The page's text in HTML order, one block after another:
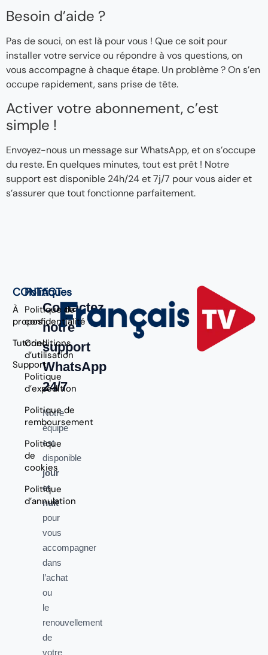
Besoin d’aide ?
Pas de souci, on est là pour vous ! Que ce soit pour
installer votre service ou répondre à vos questions, on
vous accompagne à chaque étape. Un problème ? On s’en
occupe rapidement, sans prise de tête.
Activer votre abonnement, c’est
simple !
Envoyez-nous un message sur WhatsApp, et on s’occupe
du reste. En quelques minutes, tout est prêt ! Notre
support est disponible 24h/24 et 7j/7 pour vous aider et
s’assurer que tout fonctionne parfaitement.
CONTACT
À
propos
Tutoriel
Support
Politiques
Politique de
confidentialité
Conditions
d’utilisation
Politique
d’expédition
Politique de
remboursement
Politique
de
cookies
Politique
d’annulation
Contactez
notre
support
WhatsApp
24/7
Notre
équipe
est
disponible
jour
et
nuit
pour
vous
accompagner
dans
l’achat
ou
le
renouvellement
de
votre